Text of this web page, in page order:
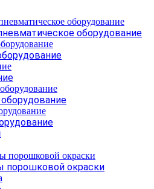
оборудование
порошковой окраски